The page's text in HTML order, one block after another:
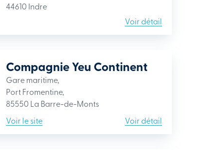
44610 Indre
Voir détail
Compagnie Yeu Continent
Gare maritime,
Port Fromentine,
85550 La Barre-de-Monts
Voir le site
Voir détail